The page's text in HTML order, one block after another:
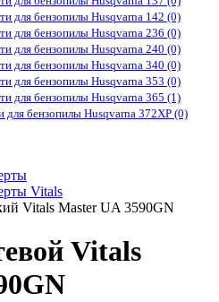
для бензопилы Husqvarna 142 (0)
для бензопилы Husqvarna 236 (0)
для бензопилы Husqvarna 240 (0)
для бензопилы Husqvarna 340 (0)
для бензопилы Husqvarna 353 (0)
для бензопилы Husqvarna 365 (1)
для бензопилы Husqvarna 372XP (0)
Vitals
Vitals Master UA 3590GN
Vitals